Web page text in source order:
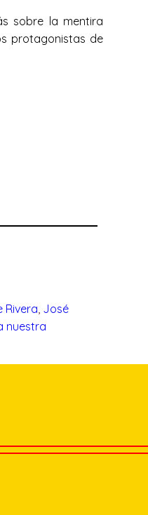
sobre la mentira
protagonistas de
Rivera, José
nuestra